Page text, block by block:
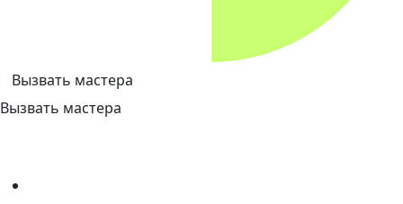
Вызвать мастера
Вызвать мастера